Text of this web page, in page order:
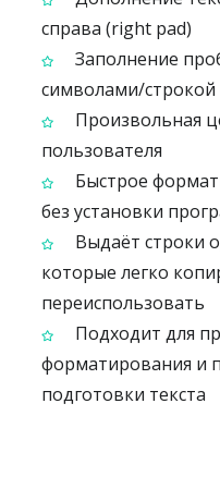
справа (right pad)
Заполнение
символами/
Произвольная
пользователя
Быстрое
без установки
Выдаёт строки
которые легко
переиспользовать
Подходит для
форматирования и
подготовки текста